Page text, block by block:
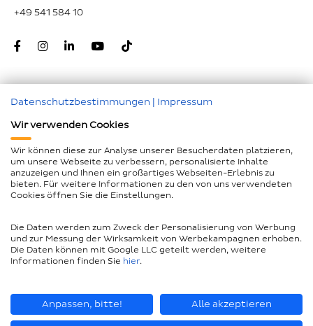
+49 541 584 10
Nachunternehmer
Impressum
Geschlechtergerechte Sprache
Barrierefreiheitserklärung
Compliance
Seitenübersicht
Datenschutzbestimmungen | Impressum
Wir verwenden Cookies
Wir können diese zur Analyse unserer Besucherdaten platzieren,
um unsere Webseite zu verbessern, personalisierte Inhalte
anzuzeigen und Ihnen ein großartiges Webseiten-Erlebnis zu
bieten. Für weitere Informationen zu den von uns verwendeten
Cookies öffnen Sie die Einstellungen.
Die Daten werden zum Zweck der Personalisierung von Werbung
und zur Messung der Wirksamkeit von Werbekampagnen erhoben.
Die Daten können mit Google LLC geteilt werden, weitere
Informationen finden Sie hier.
Anpassen, bitte! Alle akzeptieren